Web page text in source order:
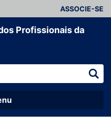
ASSOCIE-SE
Profissionais da